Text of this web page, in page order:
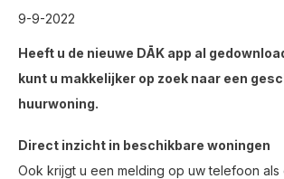
9-9-2022
Heeft u de nieuwe DĀK app al
kunt u makkelijker op zoek naar een
huurwoning.
Direct inzicht in beschikbare woningen
Ook krijgt u een melding op uw telefoon als